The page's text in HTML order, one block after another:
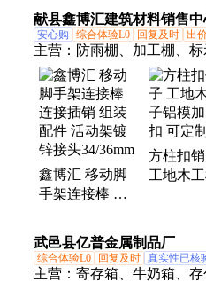
插销式
动用
献县鑫博汇建筑材料销售中
安心购 综合体验L0 回复及时 出
主营： 防雨棚、加工棚、
平台、上料平台、卸货平
警示标识、活动帐篷、防
操作棚、钢筋制作棚、安
控木工棚、钢筋操作棚、
建筑钢筋棚、工地钢筋棚
道
鑫博汇 移动脚
手架连接棒 连
件 活动架镀锌
接头34/36mm
方柱扣
工地木
武邑县亿普金属制品厂
综合体验L0 回复及时 真实性已核
主营： 寄存箱、牛奶箱、